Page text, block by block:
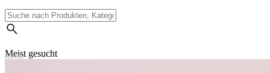
Meist gesucht